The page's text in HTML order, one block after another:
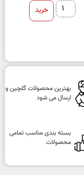
خرید
بهترین محصولات گلچین و
ارسال می شود
بسته بندی مناسب تمامی
محصولات